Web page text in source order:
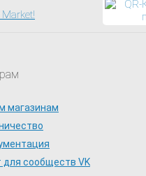
магазинам
для сообществ VK